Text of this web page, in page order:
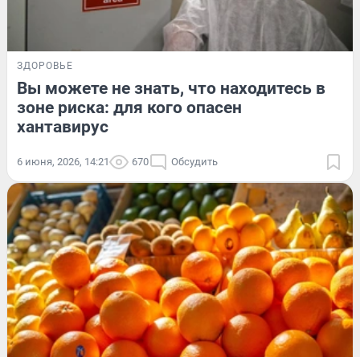
ЗДОРОВЬЕ
Вы можете не знать, что находитесь в
зоне риска: для кого опасен
хантавирус
6 июня, 2026, 14:21 670 Обсудить